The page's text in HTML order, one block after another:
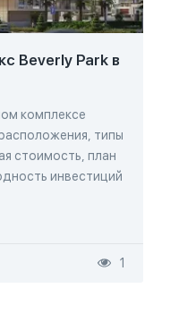
Beverly Park в
комплексе
типы
стоимость, план
инвестиций
1